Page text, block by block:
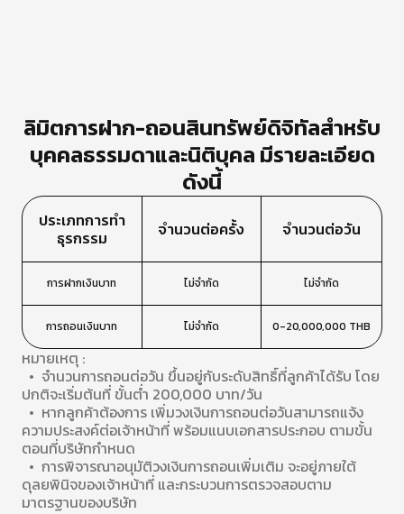
ลิมิตการฝาก-ถอนสินทรัพย์ดิจิทัลสำหรับ
บุคคลธรรมดาและนิติบุคล มีรายละเอียด
ดังนี้
ประเภทการทำ
ธุรกรรม
จํานวนต่อครั้ง จํานวนต่อวัน
การฝากเงินบาท ไม่จํากัด ไม่จำกัด
การถอนเงินบาท ไม่จํากัด 0-20,000,000 THB
หมายเหตุ :
• จํานวนการถอนต่อวัน ขึ้นอยู่กับระดับสิทธิ์ที่ลูกค้าได้รับ โดย
ปกติจะเริ่มต้นที่ ขั้นต่ำ 200,000 บาท/วัน
• หากลูกค้าต้องการ เพิ่มวงเงินการถอนต่อวันสามารถแจ้ง
ความประสงค์ต่อเจ้าหน้าที่ พร้อมแนบเอกสารประกอบ ตามขั้น
ตอนที่บริษัทกำหนด
• การพิจารณาอนุมัติวงเงินการถอนเพิ่มเติม จะอยู่ภายใต้
ดุลยพินิจของเจ้าหน้าที่ และกระบวนการตรวจสอบตาม
มาตรฐานของบริษัท